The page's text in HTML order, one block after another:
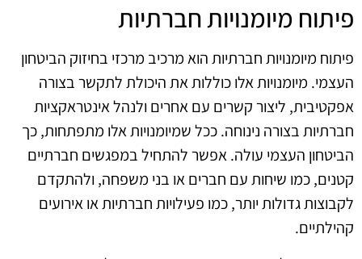
פיתוח מיומנויות חברתיות
פיתוח מיומנויות חברתיות הוא מרכיב מרכזי בחיזוק הביטחון
העצמי. מיומנויות אלו כוללות את היכולת לתקשר בצורה
אפקטיבית, ליצור קשרים עם אחרים ולנהל אינטראקציות
חברתיות בצורה נינוחה. ככל שמיומנויות אלו מתפתחות, כך
הביטחון העצמי עולה. אפשר להתחיל במפגשים חברתיים
קטנים, כמו שיחות עם חברים או בני משפחה, ולהתקדם
לקבוצות גדולות יותר, כמו פעילויות חברתיות או אירועים
קהילתיים.